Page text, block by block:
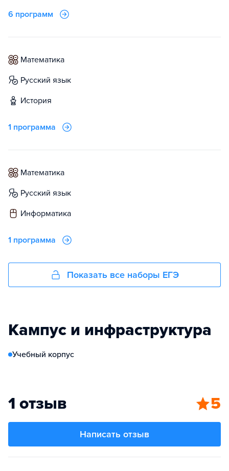
6 программ
математика
русский язык
история
1 программа
математика
русский язык
информатика
1 программа
Показать все наборы ЕГЭ
Кампус и инфраструктура
Учебный корпус
1 отзыв 5
Написать отзыв